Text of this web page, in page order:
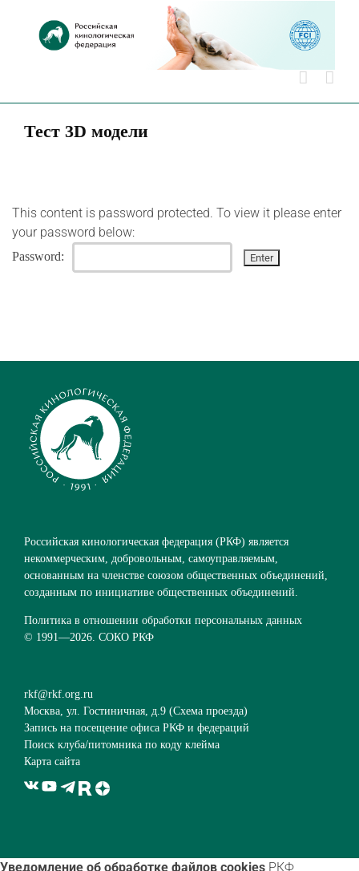
Тест 3D модели
This content is password protected. To view it please enter
your password below:
Password:
Российская кинологическая федерация (РКФ) является
некоммерческим, добровольным, самоуправляемым,
основанным на членстве союзом общественных объединений,
созданным по инициативе общественных объединений.
Политика в отношении обработки персональных данных
© 1991—2026. СОКО РКФ
rkf@rkf.org.ru
Москва, ул. Гостиничная, д.9 (Схема проезда)
Запись на посещение офиса РКФ и федераций
Поиск клуба/питомника по коду клейма
Карта сайта
Уведомление об обработке файлов cookies РКФ